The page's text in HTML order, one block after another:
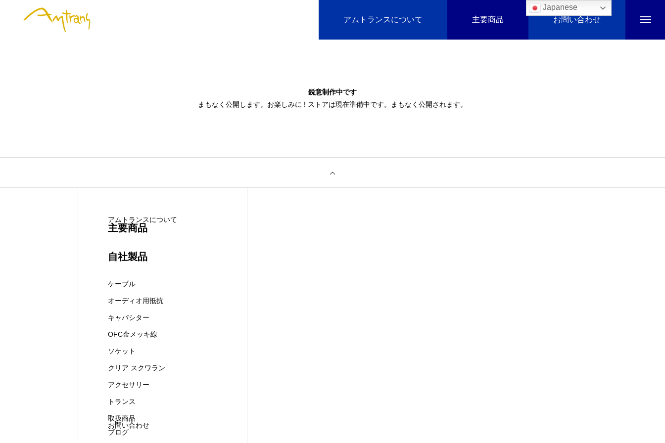
アムトランスについて 主要商品 お問い合わせ
主要商品
お問い合わせ
鋭意制作中です
まもなく公開します。お楽しみに ! ストアは現在準備中です。まもなく公開されます。
アムトランスについて
主要商品
自社製品
ケーブル
オーディオ用抵抗
キャパシター
OFC金メッキ線
ソケット
クリア スクワラン
アクセサリー
トランス
取扱商品
お問い合わせ
ブログ
Japanese